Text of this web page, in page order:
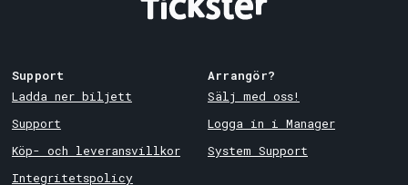
Support
Ladda ner biljett
Support
Köp- och leveransvillkor
Integritetspolicy
Arrangör?
Sälj med oss!
Logga in i Manager
System Support